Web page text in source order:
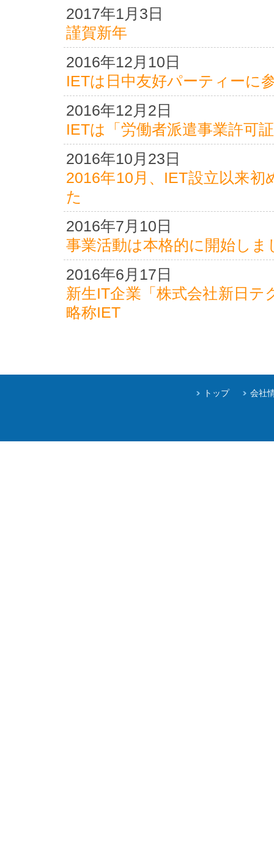
2017年1月3日
謹賀新年
2016年12月10日
IETは日中友好パーティーに
2016年12月2日
IETは「労働者派遣事業許可
2016年10月23日
2016年10月、IET設立以来
た
2016年7月10日
事業活動は本格的に開始しま
2016年6月17日
新生IT企業「株式会社新日
略称IET
トップ 会社